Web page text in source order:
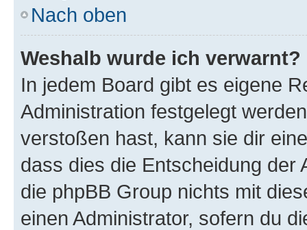
Nach oben
Weshalb wurde ich verwarnt?
In jedem Board gibt es eigene
Administration festgelegt
verstoßen hast, kann sie dir
dass dies die Entscheidung der
die phpBB Group nichts mit
einen Administrator, sofern du